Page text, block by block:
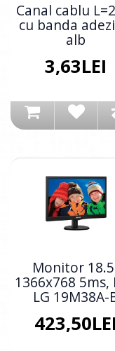
Canal cablu
cu banda
alb
3,63LEI
Monitor
1366x768 5ms,
LG 19M38A-
423,50LEI